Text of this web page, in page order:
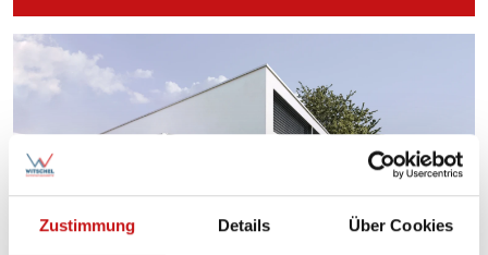
Zustimmung Details Über Cookies